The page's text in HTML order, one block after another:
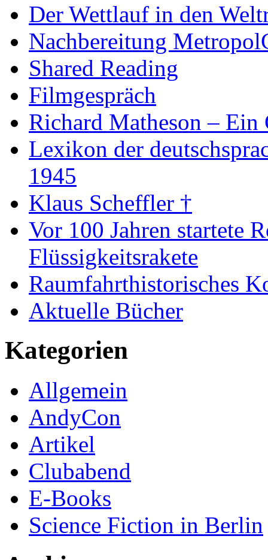
Der Wettlauf in den
Nachbereitung
Shared Reading
Filmgespräch
Richard Matheson – Ein
Lexikon der
1945
Klaus Scheffler †
Vor 100 Jahren startete
Flüssigkeitsrakete
Raumfahrthistorisches
Aktuelle Bücher
Kategorien
Allgemein
AndyCon
Artikel
Clubabend
E-Books
Science Fiction in Berlin